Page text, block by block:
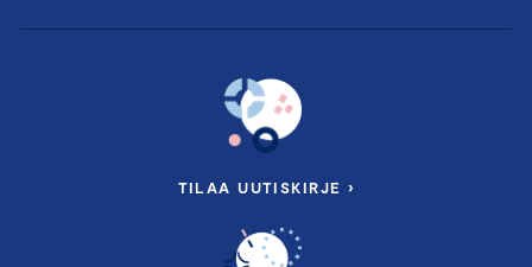
TILAA UUTISKIRJE ›